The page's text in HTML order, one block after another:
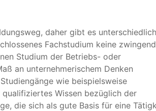
daher gibt es
Fachstudium keine
Studium der Betriebs- oder
an unternehmerischem Denken
wie beispielsweise
Wissen bezüglich der
die sich als gute Basis für eine